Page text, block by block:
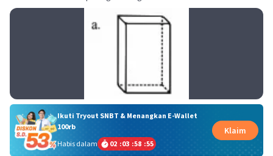
Ikuti Tryout SNBT & Menangkan E-Wallet
100rb
Habis dalam
02 :03 :58 :55
Klaim